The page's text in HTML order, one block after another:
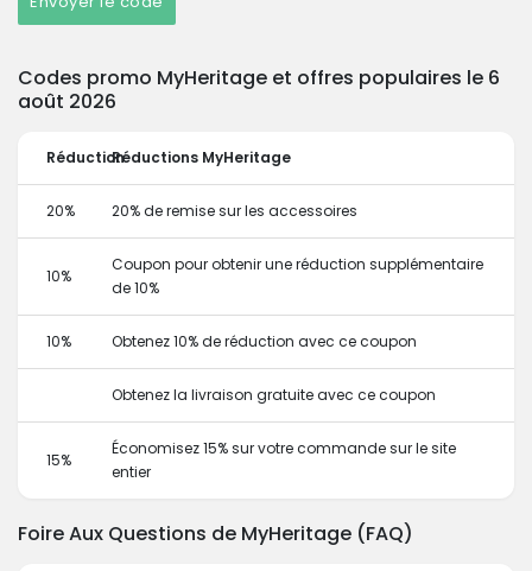
Codes promo MyHeritage et offres populaires le 6
août 2026
RéductionRéductions MyHeritage
20% 20% de remise sur les accessoires
10%
Coupon pour obtenir une réduction supplémentaire
de 10%
10% Obtenez 10% de réduction avec ce coupon
Obtenez la livraison gratuite avec ce coupon
15%
Économisez 15% sur votre commande sur le site
entier
Foire Aux Questions de MyHeritage (FAQ)